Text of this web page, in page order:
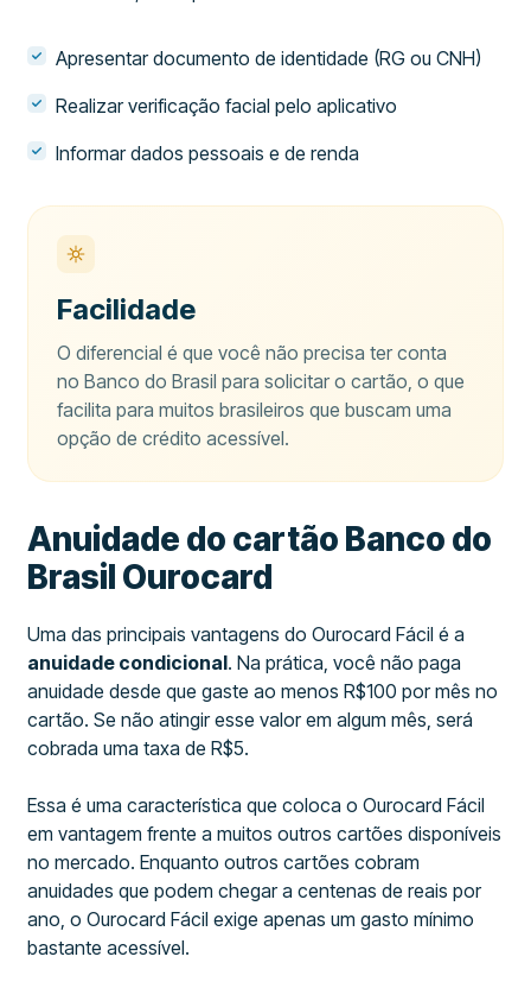
Apresentar documento de identidade (RG ou CNH)
Realizar verificação facial pelo aplicativo
Informar dados pessoais e de renda
Facilidade
O diferencial é que você não precisa ter conta
no Banco do Brasil para solicitar o cartão, o que
facilita para muitos brasileiros que buscam uma
opção de crédito acessível.
Anuidade do cartão Banco do
Brasil Ourocard
Uma das principais vantagens do Ourocard Fácil é a
anuidade condicional. Na prática, você não paga
anuidade desde que gaste ao menos R$100 por mês no
cartão. Se não atingir esse valor em algum mês, será
cobrada uma taxa de R$5.
Essa é uma característica que coloca o Ourocard Fácil
em vantagem frente a muitos outros cartões disponíveis
no mercado. Enquanto outros cartões cobram
anuidades que podem chegar a centenas de reais por
ano, o Ourocard Fácil exige apenas um gasto mínimo
bastante acessível.